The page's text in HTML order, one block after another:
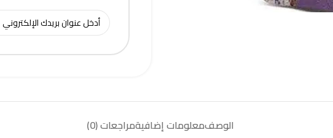
الوصفمعلومات إضافيةمراجعات (0)